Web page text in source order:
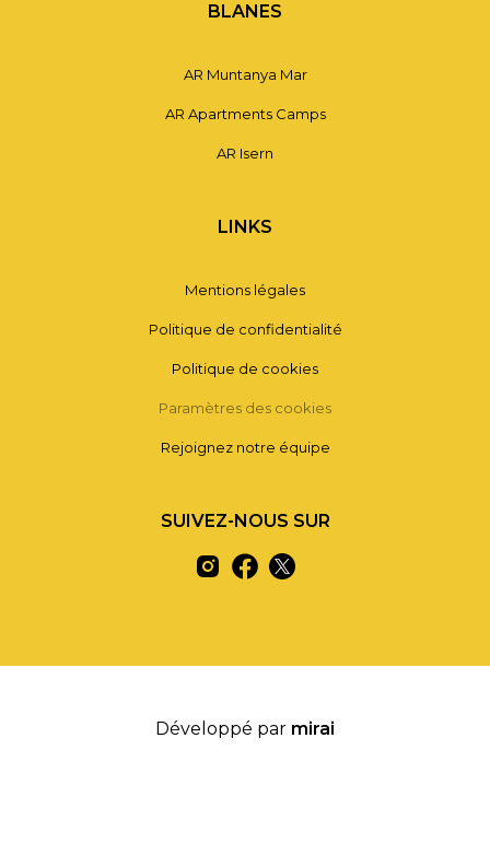
BLANES
AR Muntanya Mar
AR Apartments Camps
AR Isern
LINKS
Mentions légales
Politique de confidentialité
Politique de cookies
Paramètres des cookies
Rejoignez notre équipe
SUIVEZ-NOUS SUR
Développé par mirai